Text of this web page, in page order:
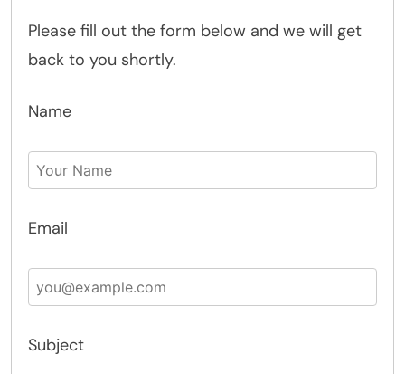
Please fill out the form below and we will get
back to you shortly.
Name
Email
Subject